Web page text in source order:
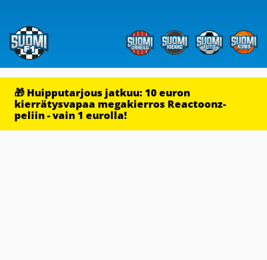
🎁 Huipputarjous jatkuu: 10 euron
kierrätysvapaa megakierros Reactoonz-
peliin - vain 1 eurolla!